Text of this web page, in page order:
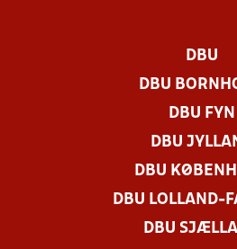
DBU
DBU
DBU FYN
DBU
DBU
DBU LOLLAND-
DBU